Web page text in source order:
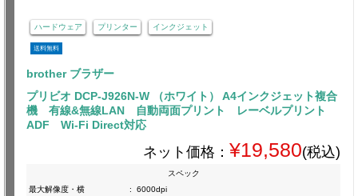
ハードウェア プリンター インクジェット
送料無料
brother ブラザー
プリビオ DCP-J926N-W （ホワイト） A4インクジェット複合
機 有線&無線LAN 自動両面プリント レーベルプリント
ADF Wi-Fi Direct対応
ネット価格： ¥19,580(税込)
スペック
最大解像度・横
:
6000dpi